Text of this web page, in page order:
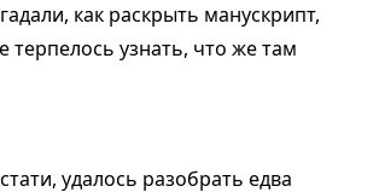
как раскрыть манускрипт,
терпелось узнать, что же там
удалось разобрать едва